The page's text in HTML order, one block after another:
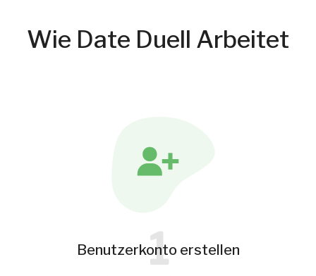
Wie Date Duell Arbeitet
Benutzerkonto erstellen
1